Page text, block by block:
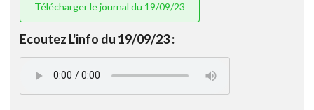
Télécharger le journal du 19/09/23
Ecoutez L'info du 19/09/23 :